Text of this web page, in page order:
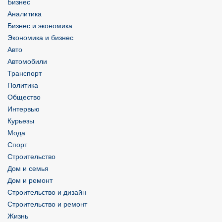
Бизнес
Аналитика
Бизнес и экономика
Экономика и бизнес
Авто
Автомобили
Транспорт
Политика
Общество
Интервью
Курьезы
Мода
Спорт
Строительство
Дом и семья
Дом и ремонт
Строительство и дизайн
Строительство и ремонт
Жизнь